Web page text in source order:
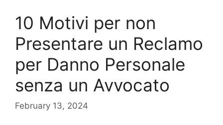
10 Motivi per non
Presentare un Reclamo
per Danno Personale
senza un Avvocato
February 13, 2024